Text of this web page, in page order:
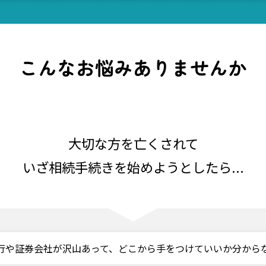
こんなお悩みありませんか
大切な方を亡くされて
いざ相続手続きを始めようとしたら...
や証券会社が沢山あって、どこから手をつけていいか分から